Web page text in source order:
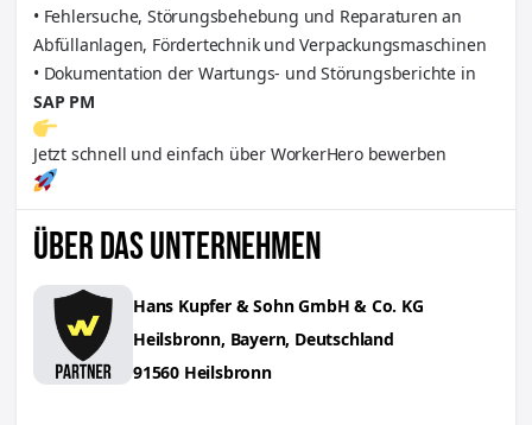
• Fehlersuche, Störungsbehebung und Reparaturen an
Abfüllanlagen, Fördertechnik und Verpackungsmaschinen
• Dokumentation der Wartungs- und Störungsberichte in
SAP PM
Jetzt schnell und einfach über WorkerHero bewerben
ÜBER DAS UNTERNEHMEN
Hans Kupfer & Sohn GmbH & Co. KG
Heilsbronn, Bayern, Deutschland
91560 Heilsbronn